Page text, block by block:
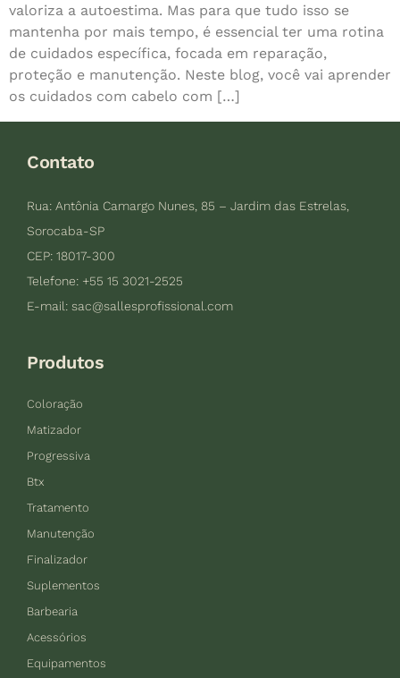
valoriza a autoestima. Mas para que tudo isso se
mantenha por mais tempo, é essencial ter uma rotina
de cuidados específica, focada em reparação,
proteção e manutenção. Neste blog, você vai aprender
os cuidados com cabelo com […]
Contato
Rua: Antônia Camargo Nunes, 85 – Jardim das Estrelas,
Sorocaba-SP
CEP: 18017-300
Telefone: +55 15 3021-2525
E-mail: sac@sallesprofissional.com
Produtos
Coloração
Matizador
Progressiva
Btx
Tratamento
Manutenção
Finalizador
Suplementos
Barbearia
Acessórios
Equipamentos